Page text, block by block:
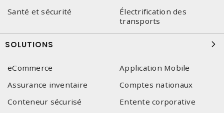
Santé et sécurité
Électrification des
transports
SOLUTIONS
eCommerce
Application Mobile
Assurance inventaire
Comptes nationaux
Conteneur sécurisé
Entente corporative